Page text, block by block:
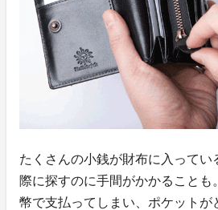
たくさんの小銭が財布に入ってい
際に探すのに手間がかかることも
幣で支払ってしまい、ポケットが